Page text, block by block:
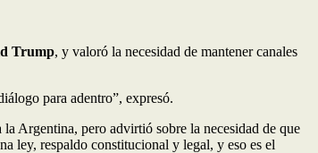
Trump, y valoró la necesidad de mantener canales
para adentro”, expresó.
Argentina, pero advirtió sobre la necesidad de que
ley, respaldo constitucional y legal, y eso es el